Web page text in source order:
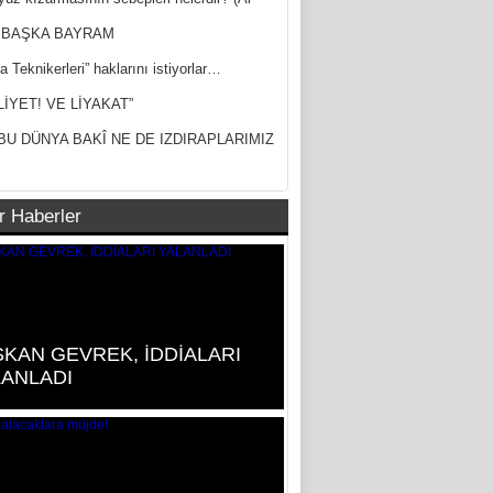
BAYRAM
Teknikerleri” haklarını istiyorlar…
VE LİYAKAT”
DÜNYA BAKÎ NE DE IZDIRAPLARIMIZ
Haberler
GEVREK, İDDİALARI